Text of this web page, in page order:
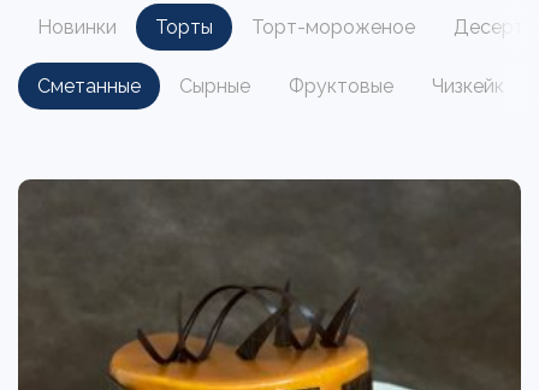
Новинки Торты Торт-мороженое Десерты
Сметанные Сырные Фруктовые Чизкейк